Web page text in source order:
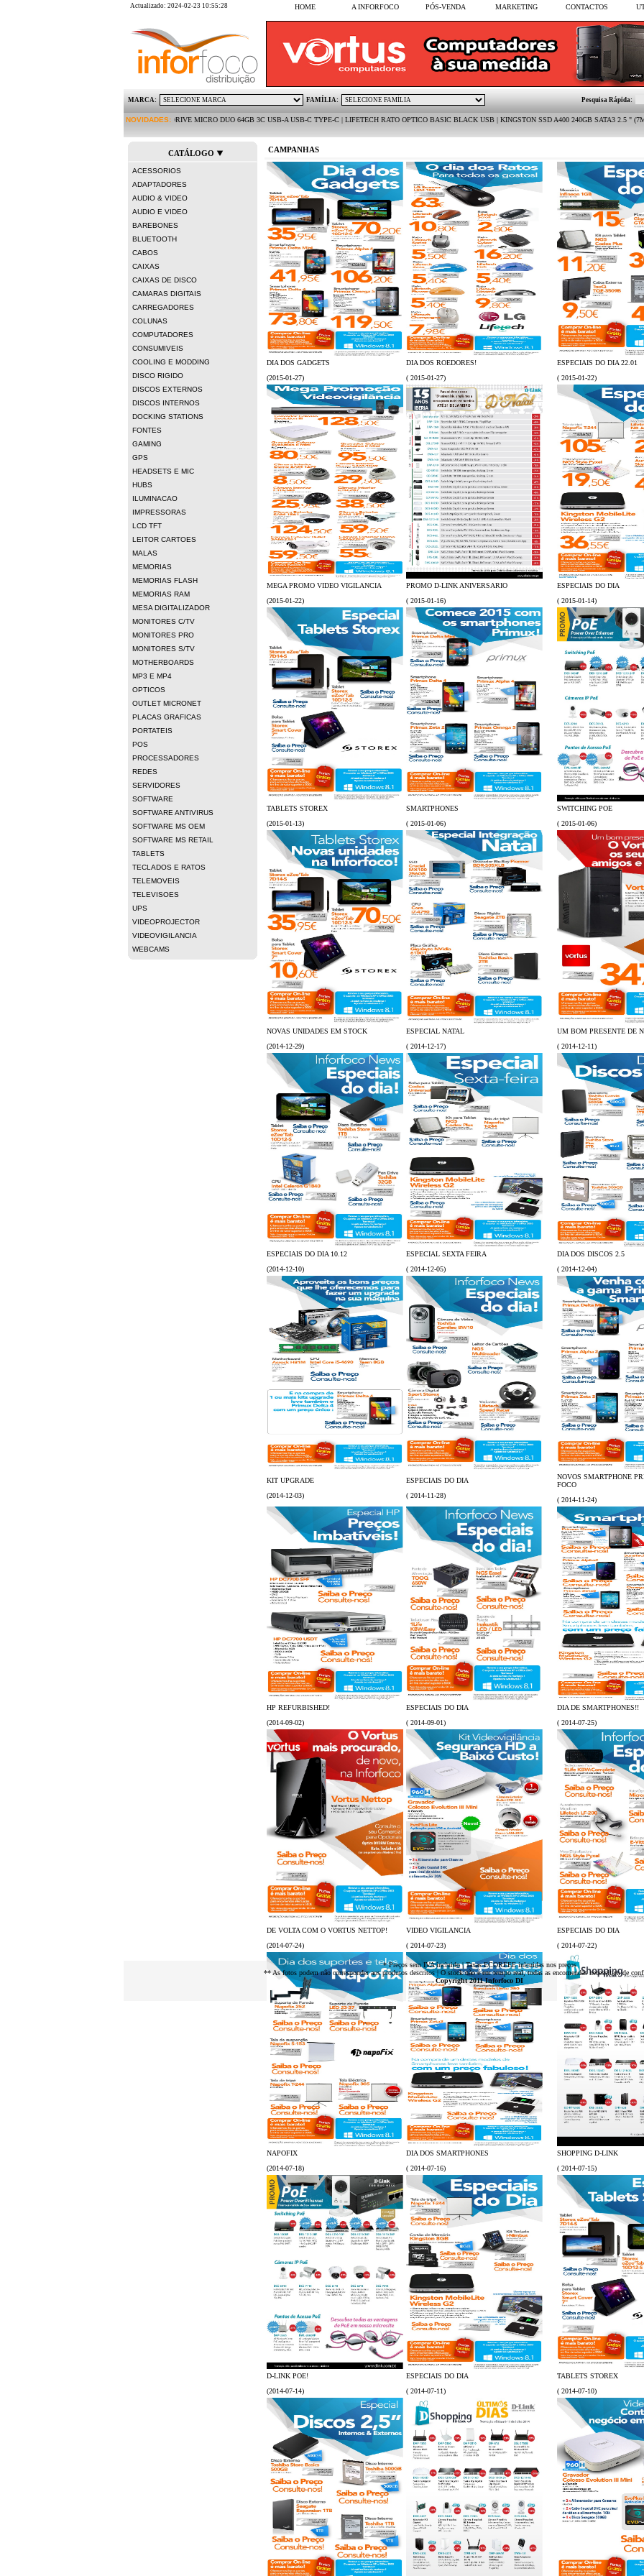
Actualizado: 2024-02-23 10:55:28 HOME A INFORFOCO PÓS-VENDA MARKETING CONTACTOS
MARCA: FAMÍLIA: Pesquisa Rápida:
NOVIDADES:
KINGSTON PEN DRIVE MICRO DUO 64GB 3C USB-A USB-C TYPE-C | LIFETECH RATO OPTICO BASIC BLACK USB | KINGSTON SSD A400 240GB SATA3 2.5 " (7MM) |
CATÁLOGO
ACESSORIOS
ADAPTADORES
AUDIO & VIDEO
AUDIO E VIDEO
BAREBONES
BLUETOOTH
CABOS
CAIXAS
CAIXAS DE DISCO
CAMARAS DIGITAIS
CARREGADORES
COLUNAS
COMPUTADORES
CONSUMIVEIS
COOLING E MODDING
DISCO RIGIDO
DISCOS EXTERNOS
DISCOS INTERNOS
DOCKING STATIONS
FONTES
GAMING
GPS
HEADSETS E MIC
HUBS
ILUMINACAO
IMPRESSORAS
LCD TFT
LEITOR CARTOES
MALAS
MEMORIAS
MEMORIAS FLASH
MEMORIAS RAM
MESA DIGITALIZADOR
MONITORES C/TV
MONITORES PRO
MONITORES S/TV
MOTHERBOARDS
MP3 E MP4
OPTICOS
OUTLET MICRONET
PLACAS GRAFICAS
PORTATEIS
POS
PROCESSADORES
REDES
SERVIDORES
SOFTWARE
SOFTWARE ANTIVIRUS
SOFTWARE MS OEM
SOFTWARE MS RETAIL
TABLETS
TECLADOS E RATOS
TELEMOVEIS
TELEVISOES
UPS
VIDEOPROJECTOR
VIDEOVIGILANCIA
WEBCAMS
CAMPANHAS
DIA DOS GADGETS
(2015-01-27)
DIA DOS ROEDORES!
( 2015-01-27)
ESPECIAIS DO DIA 22.01
( 2015-01-22)
MEGA PROMO VIDEO VIGILANCIA
(2015-01-22)
PROMO D-LINK ANIVERSARIO
( 2015-01-16)
ESPECIAIS DO DIA
( 2015-01-14)
TABLETS STOREX
(2015-01-13)
SMARTPHONES
( 2015-01-06)
SWITCHING POE
( 2015-01-06)
NOVAS UNIDADES EM STOCK
(2014-12-29)
ESPECIAL NATAL
( 2014-12-17)
UM BOM PRESENTE DE
( 2014-12-11)
ESPECIAIS DO DIA 10.12
(2014-12-10)
ESPECIAL SEXTA FEIRA
( 2014-12-05)
DIA DOS DISCOS 2.5
( 2014-12-04)
KIT UPGRADE
(2014-12-03)
ESPECIAIS DO DIA
( 2014-11-28)
NOVOS SMARTPHONE
FOCO
( 2014-11-24)
HP REFURBISHED!
(2014-09-02)
ESPECIAIS DO DIA
( 2014-09-01)
DIA DE SMARTPHONES!!
( 2014-07-25)
DE VOLTA COM O VORTUS NETTOP!
(2014-07-24)
VIDEO VIGILANCIA
( 2014-07-23)
ESPECIAIS DO DIA
( 2014-07-22)
NAPOFIX
(2014-07-18)
DIA DOS SMARTPHONES
( 2014-07-16)
SHOPPING D-LINK
( 2014-07-15)
D-LINK POE!
(2014-07-14)
ESPECIAIS DO DIA
( 2014-07-11)
TABLETS STOREX
( 2014-07-10)
* Preços sem IVA incluido | Taxas ECOREEE inlcuidas nos preços
** As fotos podem não corresponder aos produtos descritos | O stock não é em tempo real, todas as encomendas necessitam de
Copyright 2011 Inforfoco DI